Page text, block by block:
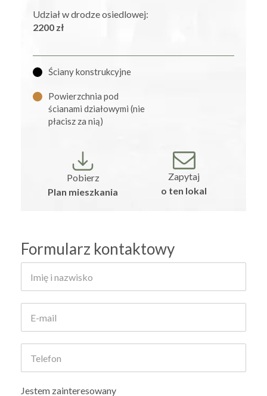
Udział w drodze osiedlowej:
2200 zł
Ściany konstrukcyjne
Powierzchnia pod
ścianami działowymi (nie
płacisz za nią)
Pobierz
Plan mieszkania
Zapytaj
o ten lokal
Formularz kontaktowy
Jestem zainteresowany